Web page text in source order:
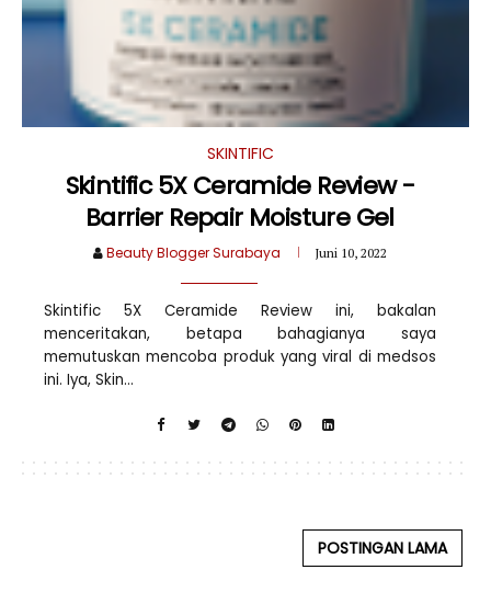
SKINTIFIC
Skintific 5X Ceramide Review -
Barrier Repair Moisture Gel
Beauty Blogger Surabaya Juni 10, 2022
Skintific 5X Ceramide Review ini, bakalan
menceritakan, betapa bahagianya saya
memutuskan mencoba produk yang viral di medsos
ini. Iya, Skin...
POSTINGAN LAMA